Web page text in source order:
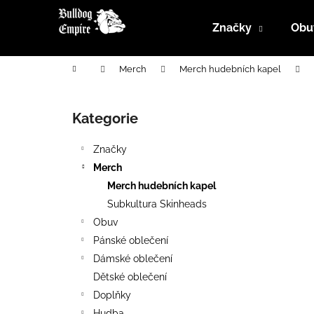
Značky
Domů Merch Merch hudebních kapel
Přeskočit
kategorie
Kategorie
Značky
Merch
Merch hudebních kapel
Subkultura Skinheads
Obuv
Pánské oblečení
Dámské oblečení
Dětské oblečení
Doplňky
í
Zpět
do
Zpět
do